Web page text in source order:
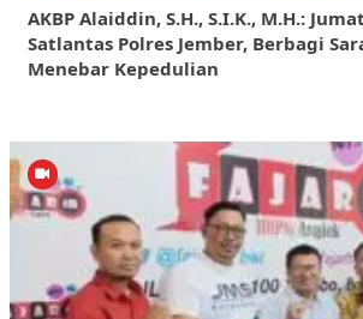
AKBP Alaiddin, S.H., S.I.K., M.H.:
Satlantas Polres Jember, Berbagi
Menebar Kepedulian